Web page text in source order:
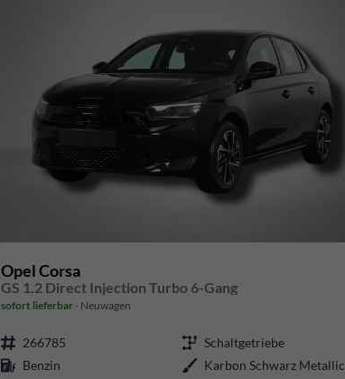
Opel Corsa
GS 1.2 Direct Injection Turbo 6-Gang
sofort lieferbar Neuwagen
266785
Schaltgetriebe
Benzin
Karbon Schwarz Metallic